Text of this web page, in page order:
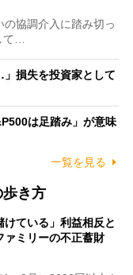
協調介入に踏み切っ
…
」損失を投資家として
は足踏み」が意味
一覧を見る
き方
けている」利益相反と
ァミリーの不正蓄財